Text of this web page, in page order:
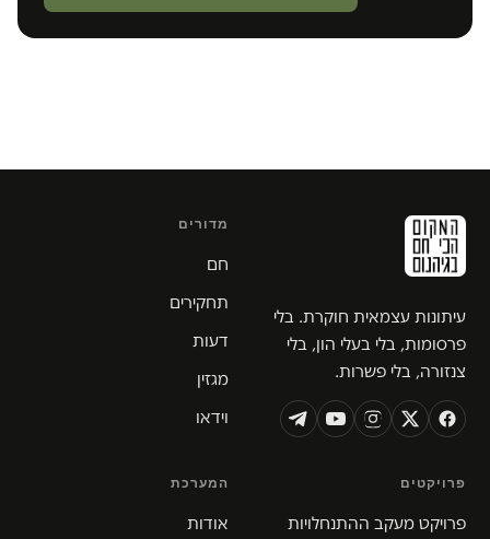
עיתונות עצמאית חוקרת. בלי
פרסומות, בלי בעלי הון, בלי
צנזורה, בלי פשרות.
מדורים
חם
תחקירים
דעות
מגזין
וידאו
פרויקטים
פרויקט מעקב ההתנחלויות
המערכת
אודות